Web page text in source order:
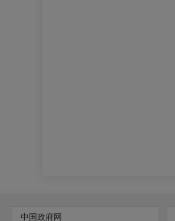
中国政府网